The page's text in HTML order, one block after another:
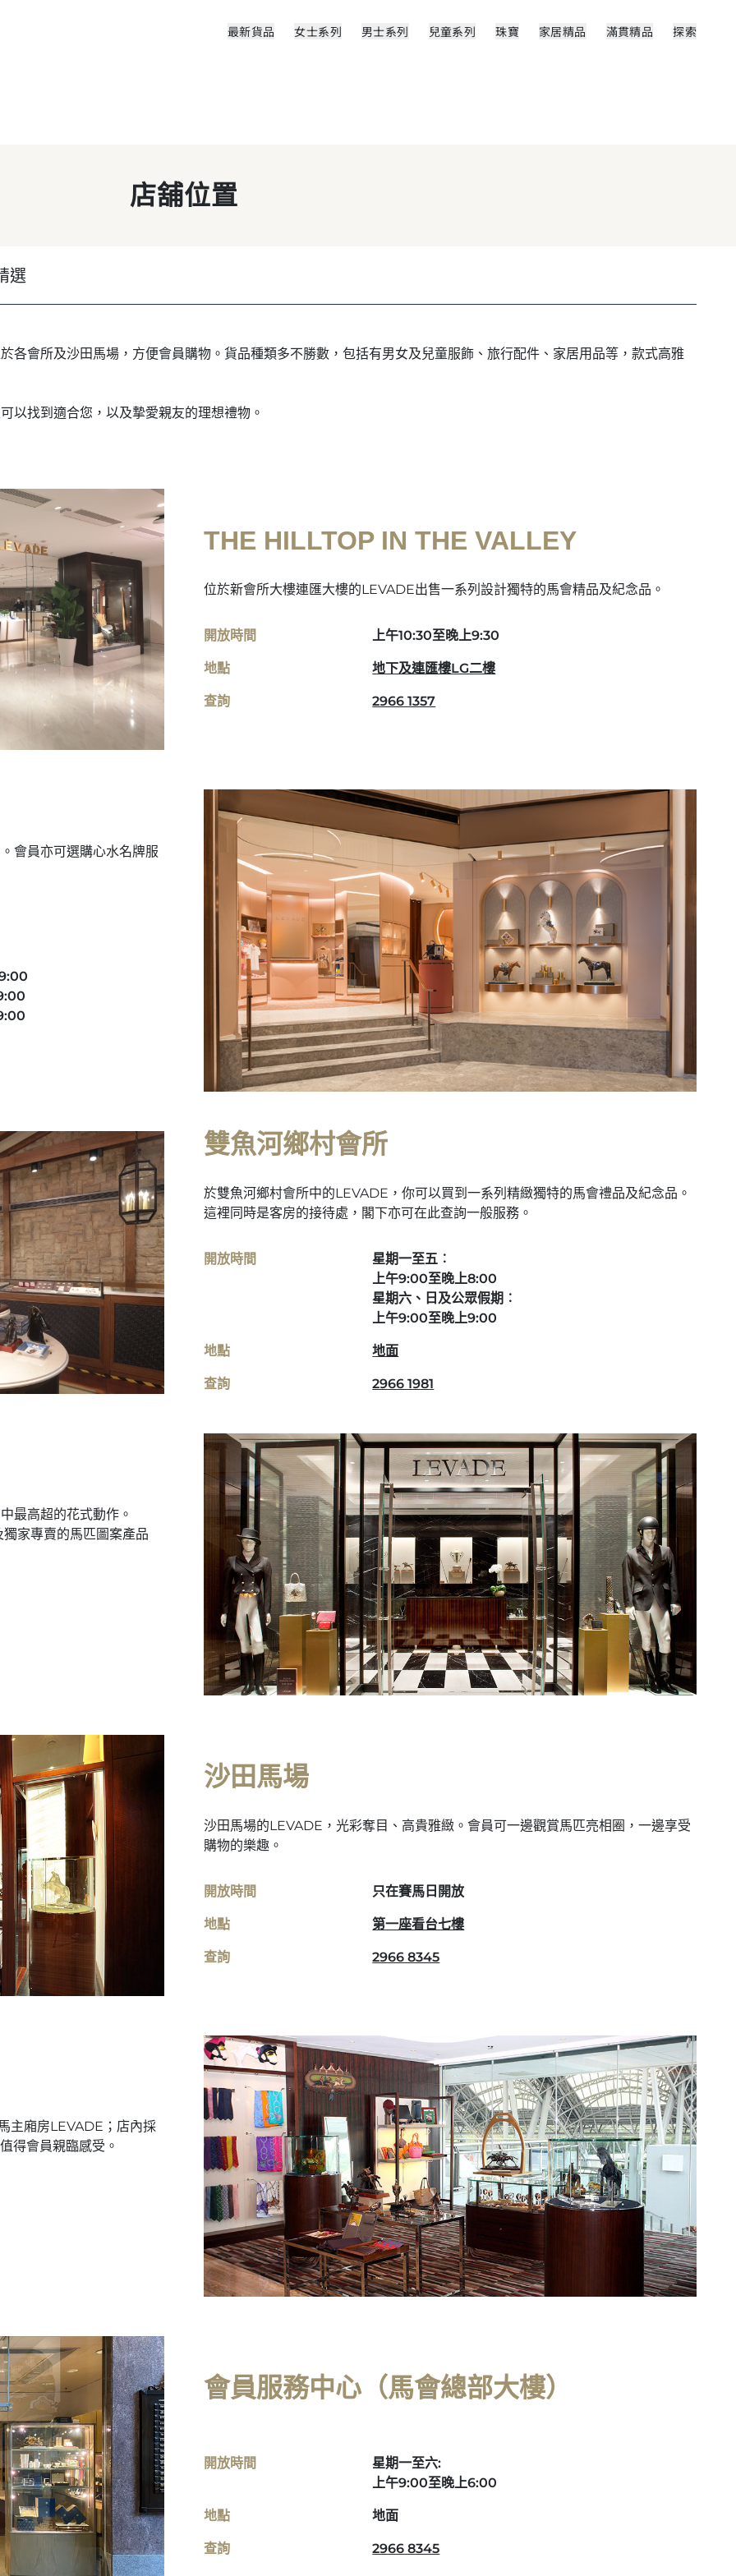
最新貨品 女士系列 男士系列 兒童系列 珠寶 家居精品 滿貫精品 探索
店舖位置
選
各會所及沙田馬場，方便會員購物。貨品種類多不勝數，包括有男女及兒童服飾、旅行配件、家居用品等，款式高雅
以找到適合您，以及摯愛親友的理想禮物。
THE HILLTOP IN THE VALLEY
位於新會所大樓連匯大樓的LEVADE出售一系列設計獨特的馬會精品及紀念品。
開放時間 上午10:30至晚上9:30
地點 地下及連匯樓LG二樓
查詢 2966 1357
會員亦可選購心水名牌服
雙魚河鄉村會所
於雙魚河鄉村會所中的LEVADE，你可以買到一系列精緻獨特的馬會禮品及紀念品。
這裡同時是客房的接待處，閣下亦可在此查詢一般服務。
開放時間
星期一至五︰
上午9:00至晚上8:00
星期六、日及公眾假期︰
上午9:00至晚上9:00
地點 地面
查詢 2966 1981
最高超的花式動作。
家專賣的馬匹圖案產品
沙田馬場
沙田馬場的LEVADE，光彩奪目、高貴雅緻。會員可一邊觀賞馬匹亮相圈，一邊享受
購物的樂趣。
開放時間 只在賽馬日開放
地點 第一座看台七樓
查詢 2966 8345
主廂房LEVADE；店內採
得會員親臨感受。
會員服務中心（馬會總部大樓）
開放時間
星期一至六:
上午9:00至晚上6:00
地點 地面
查詢 2966 8345